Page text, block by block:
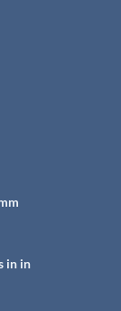
in in